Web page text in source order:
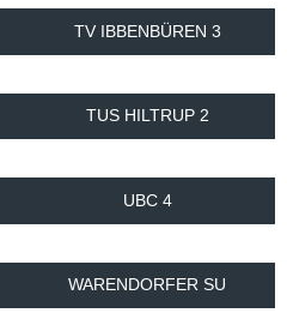
TV IBBENBÜREN 3
TUS HILTRUP 2
UBC 4
WARENDORFER SU